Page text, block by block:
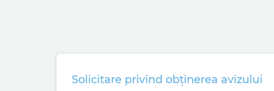
Solicitare privind obținerea avizului